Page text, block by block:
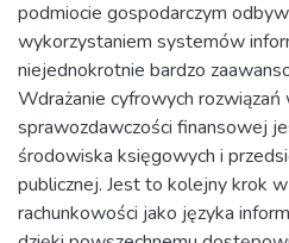
podmiocie gospodarczym
wykorzystaniem systemów
niejednokrotnie bardzo
Wdrażanie cyfrowych rozwiązań
sprawozdawczości finansowej
środowiska księgowych i
publicznej. Jest to kolejny krok
rachunkowości jako języka